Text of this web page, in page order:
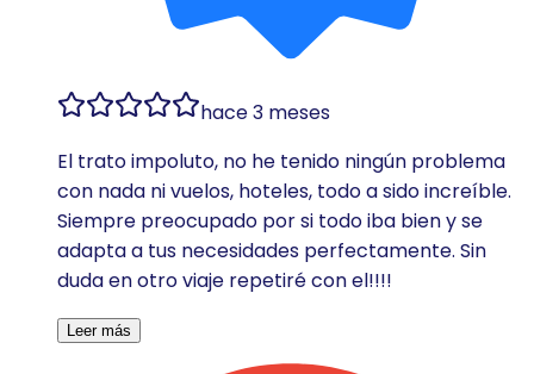
hace 3 meses
El trato impoluto, no he tenido ningún problema
con nada ni vuelos, hoteles, todo a sido increíble.
Siempre preocupado por si todo iba bien y se
adapta a tus necesidades perfectamente. Sin
duda en otro viaje repetiré con el!!!!
Leer más